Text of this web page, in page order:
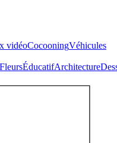
vidéoCocooningVéhicules
FleursÉducatifArchitecture